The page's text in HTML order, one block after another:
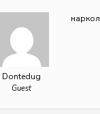
Dontedug
Guest